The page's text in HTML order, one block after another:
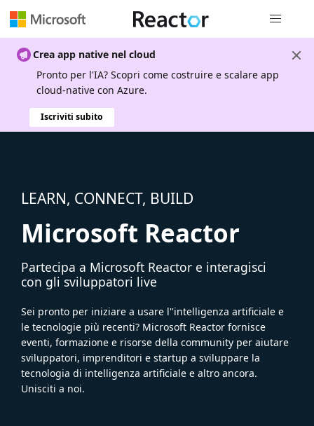
Crea app native nel cloud
Pronto per l'IA? Scopri come costruire e scalare app
cloud-native con Azure.
Iscriviti subito
LEARN, CONNECT, BUILD
Microsoft Reactor
Partecipa a Microsoft Reactor e interagisci
con gli sviluppatori live
Sei pronto per iniziare a usare l''intelligenza artificiale e
le tecnologie più recenti? Microsoft Reactor fornisce
eventi, formazione e risorse della community per aiutare
sviluppatori, imprenditori e startup a sviluppare la
tecnologia di intelligenza artificiale e altro ancora.
Unisciti a noi.